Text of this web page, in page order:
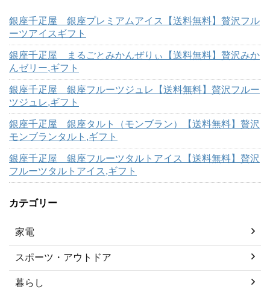
銀座千疋屋 銀座プレミアムアイス【送料無料】贅沢フル
ーツアイスギフト
銀座千疋屋 まるごとみかんぜりぃ【送料無料】贅沢みか
んゼリー,ギフト
銀座千疋屋 銀座フルーツジュレ【送料無料】贅沢フルー
ツジュレ,ギフト
銀座千疋屋 銀座タルト（モンブラン）【送料無料】贅沢
モンブランタルト,ギフト
銀座千疋屋 銀座フルーツタルトアイス【送料無料】贅沢
フルーツタルトアイス,ギフト
カテゴリー
家電
スポーツ・アウトドア
暮らし